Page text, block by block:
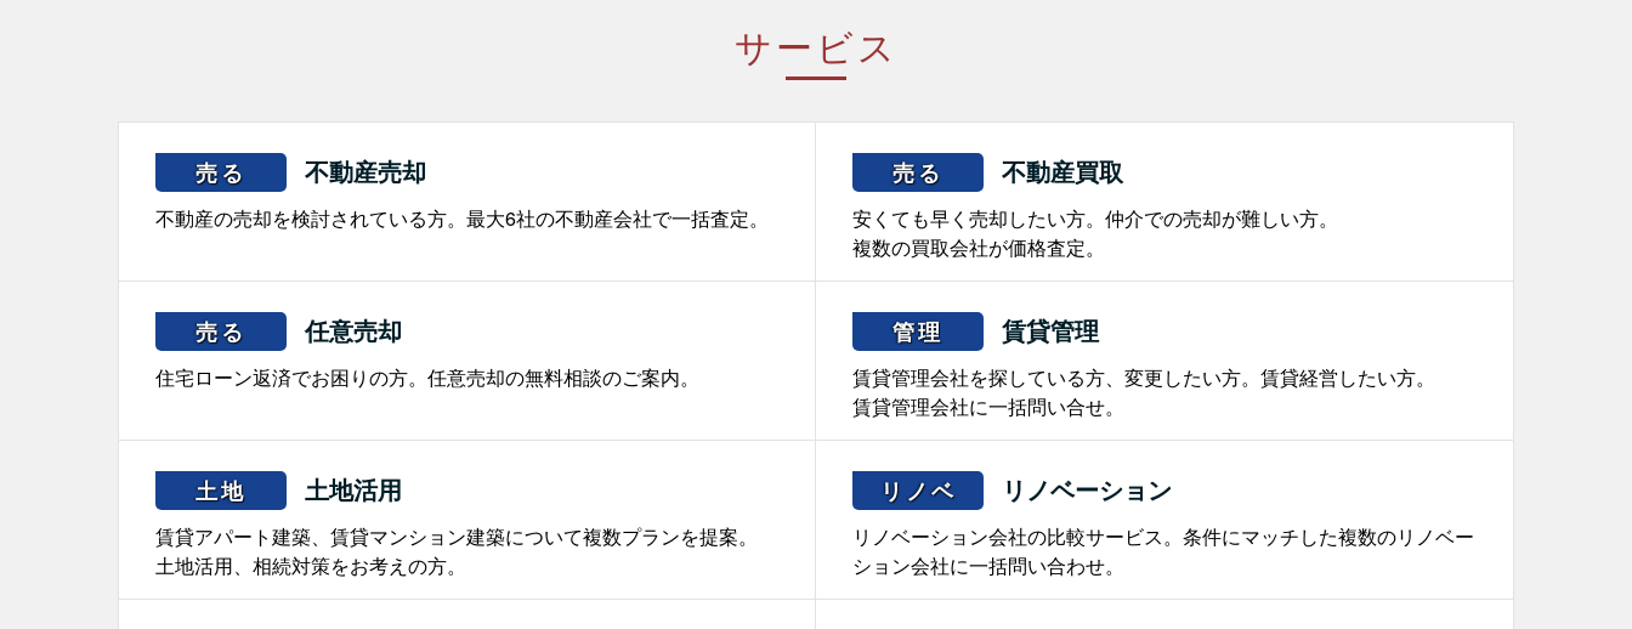
サービス
売る 不動産売却
不動産の売却を検討されている方。最大6社の不動産会社で一括査定。
売る 不動産買取
安くても早く売却したい方。仲介での売却が難しい方。
複数の買取会社が価格査定。
売る 任意売却
住宅ローン返済でお困りの方。任意売却の無料相談のご案内。
管理 賃貸管理
賃貸管理会社を探している方、変更したい方。賃貸経営したい方。
賃貸管理会社に一括問い合せ。
土地 土地活用
賃貸アパート建築、賃貸マンション建築について複数プランを提案。
土地活用、相続対策をお考えの方。
リノベ リノベーション
リノベーション会社の比較サービス。条件にマッチした複数のリノベー
ション会社に一括問い合わせ。